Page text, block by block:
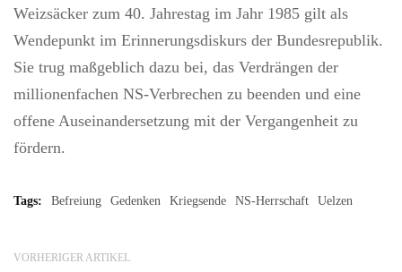
Weizsäcker zum 40. Jahrestag im Jahr 1985 gilt als
Wendepunkt im Erinnerungsdiskurs der Bundesrepublik.
Sie trug maßgeblich dazu bei, das Verdrängen der
millionenfachen NS-Verbrechen zu beenden und eine
offene Auseinandersetzung mit der Vergangenheit zu
fördern.
Tags: Befreiung Gedenken Kriegsende NS-Herrschaft Uelzen
VORHERIGER ARTIKEL